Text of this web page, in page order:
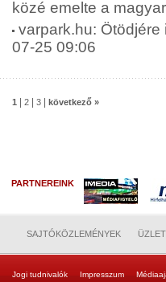
közé emelte a
varpark.hu:
07-25 09:06
1 2 3 következő »
PARTNEREINK
SAJTÓKÖZLEMÉNYEK
Jogi tudnivalók Impresszum